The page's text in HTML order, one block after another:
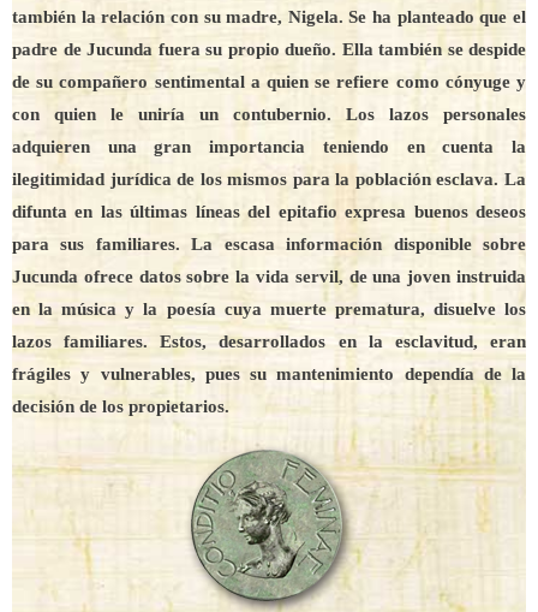
también la relación con su madre, Nigela. Se ha planteado que el
padre de Jucunda fuera su propio dueño. Ella también se despide
de su compañero sentimental a quien se refiere como cónyuge y
con quien le uniría un contubernio. Los lazos personales
adquieren una gran importancia teniendo en cuenta la
ilegitimidad jurídica de los mismos para la población esclava. La
difunta en las últimas líneas del epitafio expresa buenos deseos
para sus familiares. La escasa información disponible sobre
Jucunda ofrece datos sobre la vida servil, de una joven instruida
en la música y la poesía cuya muerte prematura, disuelve los
lazos familiares. Estos, desarrollados en la esclavitud, eran
frágiles y vulnerables, pues su mantenimiento dependía de la
decisión de los propietarios.